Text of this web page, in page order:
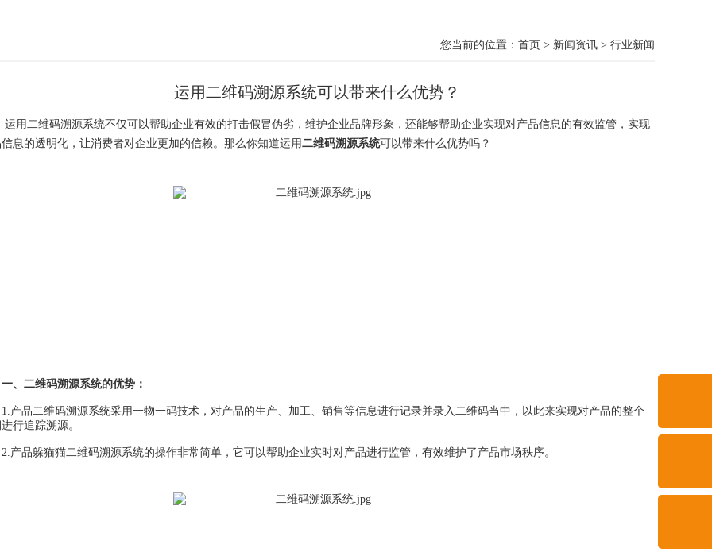
您当前的位置： 首页 > 新闻资讯 > 行业新闻
运用二维码溯源系统可以带来什么优势？
二维码溯源系统不仅可以帮助企业有效的打击假冒伪劣，维护企业品牌形象，还能够帮助企业实现对产品信息的有效监管，实现
信息的透明化，让消费者对企业更加的信赖。那么你知道运用二维码溯源系统可以带来什么优势吗？
一、二维码溯源系统的优势：
品二维码溯源系统采用一物一码技术，对产品的生产、加工、销售等信息进行记录并录入二维码当中，以此来实现对产品的整个
行追踪溯源。
品躲猫猫二维码溯源系统的操作非常简单，它可以帮助企业实时对产品进行监管，有效维护了产品市场秩序。